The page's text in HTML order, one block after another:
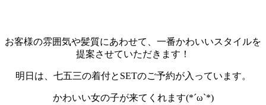
お客様の雰囲気や髪質にあわせて、一番かわいいスタイルを
提案させていただきます！
明日は、七五三の着付とSETのご予約が入っています。
かわいい女の子が来てくれます(*´ω`*)